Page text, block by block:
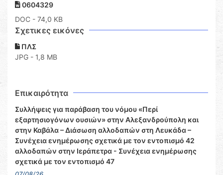
0604329
DOC - 74,0 KB
Σχετικες εικόνες
ΠΛΣ
JPG - 1,8 MB
Επικαιρότητα
Συλλήψεις για παράβαση του νόμου «Περί
εξαρτησιογόνων ουσιών» στην Αλεξανδρούπολη και
στην Καβάλα – Διάσωση αλλοδαπών στη Λευκάδα –
Συνέχεια ενημέρωσης σχετικά με τον εντοπισμό 42
αλλοδαπών στην Ιεράπετρα - Συνέχεια ενημέρωσης
σχετικά με τον εντοπισμό 47